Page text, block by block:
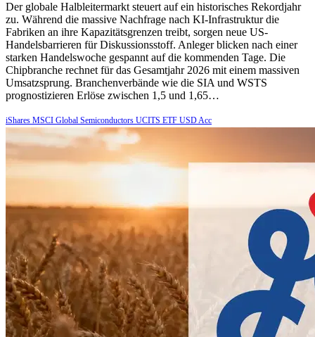
Der globale Halbleitermarkt steuert auf ein historisches Rekordjahr
zu. Während die massive Nachfrage nach KI-Infrastruktur die
Fabriken an ihre Kapazitätsgrenzen treibt, sorgen neue US-
Handelsbarrieren für Diskussionsstoff. Anleger blicken nach einer
starken Handelswoche gespannt auf die kommenden Tage. Die
Chipbranche rechnet für das Gesamtjahr 2026 mit einem massiven
Umsatzsprung. Branchenverbände wie die SIA und WSTS
prognostizieren Erlöse zwischen 1,5 und 1,65…
iShares MSCI Global Semiconductors UCITS ETF USD Acc